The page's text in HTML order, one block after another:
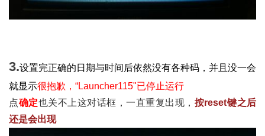
3.设置完正确的日期与时间后依然没有各种码，并且没一会
就显示很抱歉，“Launcher115"已停止运行
点确定也关不上这对话框，一直重复出现 ， 按reset键之后
还是会出现